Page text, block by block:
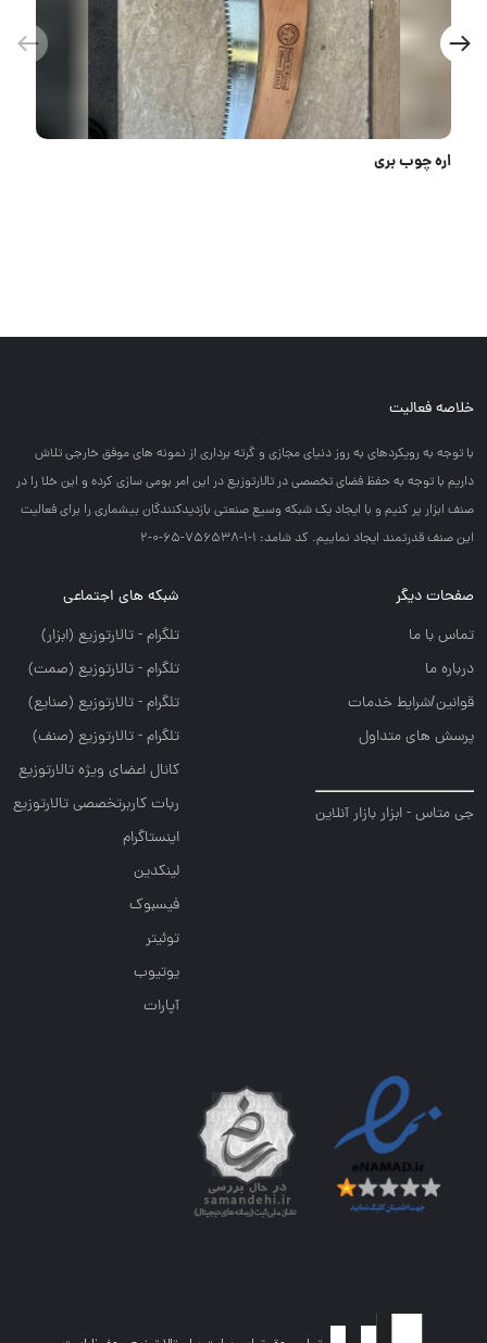
زنجیر شش پر روکشدار ضد برش ۱۵۰ سانت
خلاصه فعالیت
با توجه به رويكردهاي به روز دنياي مجازي و گرته برداري از نمونه هاي موفق خارجي تلاش
داريم با توجه به حفظ فضاي تخصصي در تالارتوزيع در اين امر بومي سازي كرده و اين خلا را در
صنف ابزار پر كنيم و با ايجاد يك شبكه وسيع صنعتي بازديدكنندگان بيشماري را براي فعاليت
اين صنف قدرتمند ايجاد نماييم. کد شامد: 1-1-756538-65-0-2
صفحات دیگر
تماس با ما
درباره ما
قوانین/شرایط خدمات
پرسش های متداول
جی متاس - ابزار بازار آنلاین
شبکه های اجتماعی
تلگرام - تالارتوزيع (ابزار)
تلگرام - تالارتوزيع (صمت)
تلگرام - تالارتوزيع (صنايع)
تلگرام - تالارتوزیع (صنف)
کانال اعضای ویژه تالارتوزیع
ربات کاربرتخصصی تالارتوزیع
اینستاگرام
لینکدین
فیسبوک
توئیتر
یوتیوب
آپارات